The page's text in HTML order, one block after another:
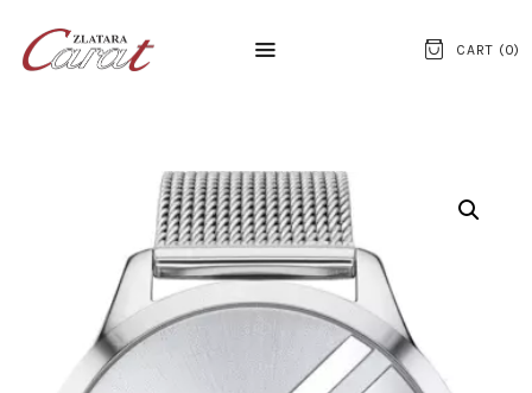
CART (0)
NASLOVNA
O NAMA
KONTAKT
SATOVI
SREBRNI NAKIT